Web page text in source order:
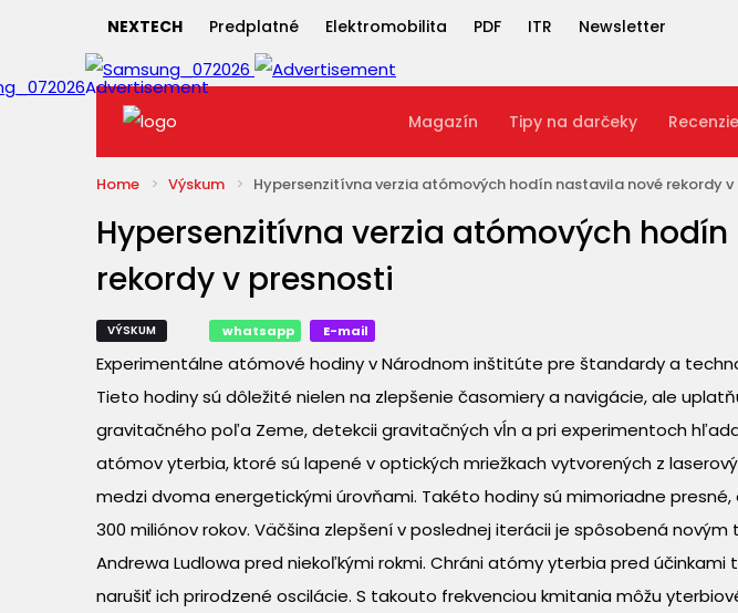
NEXTECH Predplatné Elektromobilita PDF ITR Newsletter
Magazín Tipy na darčeky Recenzie
Home Výskum Hypersenzitívna verzia atómových hodín nastavila nové rekordy
Hypersenzitívna verzia atómových
rekordy v presnosti
VÝSKUM whatsapp E-mail
Experimentálne atómové hodiny v Národnom inštitúte pre štandardy a
Tieto hodiny sú dôležité nielen na zlepšenie časomiery a navigácie, ale
gravitačného poľa Zeme, detekcii gravitačných vĺn a pri experimentoch
atómov yterbia, ktoré sú lapené v optických mriežkach vytvorených z
medzi dvoma energetickými úrovňami. Takéto hodiny sú mimoriadne presné,
300 miliónov rokov. Väčšina zlepšení v poslednej iterácii je spôsobená
Andrewa Ludlowa pred niekoľkými rokmi. Chráni atómy yterbia pred
narušiť ich prirodzené oscilácie. S takouto frekvenciou kmitania môžu